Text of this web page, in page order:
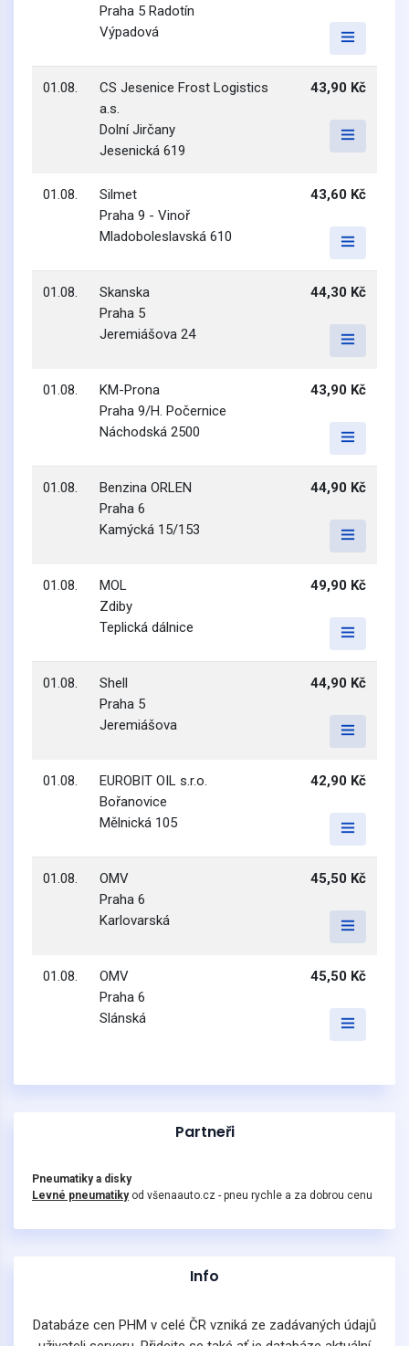
Praha 5 Radotín
Výpadová
01.08.
CS Jesenice Frost Logistics
a.s.
Dolní Jirčany
Jesenická 619
43,90 Kč
01.08.
Silmet
Praha 9 - Vinoř
Mladoboleslavská 610
43,60 Kč
01.08.
Skanska
Praha 5
Jeremiášova 24
44,30 Kč
01.08.
KM-Prona
Praha 9/H. Počernice
Náchodská 2500
43,90 Kč
01.08.
Benzina ORLEN
Praha 6
Kamýcká 15/153
44,90 Kč
01.08.
MOL
Zdiby
Teplická dálnice
49,90 Kč
01.08.
Shell
Praha 5
Jeremiášova
44,90 Kč
01.08.
EUROBIT OIL s.r.o.
Bořanovice
Mělnická 105
42,90 Kč
01.08.
OMV
Praha 6
Karlovarská
45,50 Kč
01.08.
OMV
Praha 6
Slánská
45,50 Kč
Partneři
Pneumatiky a disky
Levné pneumatikyod všenaauto.cz - pneu rychle a za dobrou cenu
Info
Databáze cen PHM v celé ČR vzniká ze zadávaných údajů